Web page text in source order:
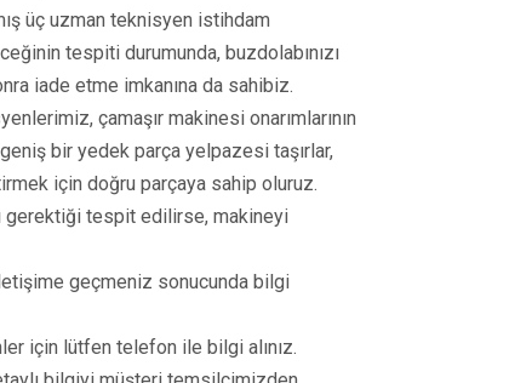
üç uzman teknisyen istihdam
tespiti durumunda, buzdolabınızı
iade etme imkanına da sahibiz.
çamaşır makinesi onarımlarının
bir yedek parça yelpazesi taşırlar,
için doğru parçaya sahip oluruz.
gerektiği tespit edilirse, makineyi
geçmeniz sonucunda bilgi
için lütfen telefon ile bilgi alınız.